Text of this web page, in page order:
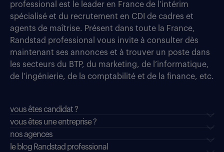
professional est le leader en France de l’intérim
spécialisé et du recrutement en CDI de cadres et
agents de maîtrise. Présent dans toute la France,
Randstad professional vous invite à consulter dès
maintenant ses annonces et à trouver un poste dans
les secteurs du BTP, du marketing, de l’informatique,
de l’ingénierie, de la comptabilité et de la finance, etc.
vous êtes candidat ?
vous êtes une entreprise ?
nos agences
le blog Randstad professional